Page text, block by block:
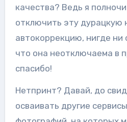
качества? Ведь я
отключить эту дурацкую
автокоррекцию, нигде ни
что она неотключаема в
спасибо!
Нетпринт? Давай, до
осваивать другие